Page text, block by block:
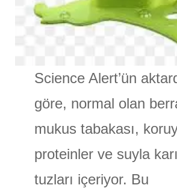
Science Alert’ün
göre, normal olan
mukus tabakası,
proteinler ve suyla
tuzları içeriyor. Bu